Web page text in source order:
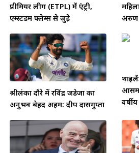
प्रीमियर लीग (ETPL) में एंट्री,
एम्स्टर्डम फ्लेम्स से जुड़े
अरुण
श्रीलंका दौरे में रविंद्र जडेजा का
अनुभव बेहद अहम: दीप दासगुप्ता